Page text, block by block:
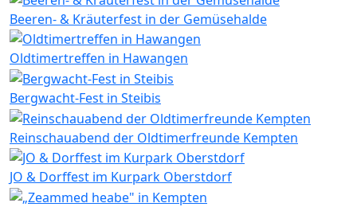
Beeren- & Kräuterfest in der Gemüsehalde
Oldtimertreffen in Hawangen
Bergwacht-Fest in Steibis
Reinschauabend der Oldtimerfreunde Kempten
JO & Dorffest im Kurpark Oberstdorf